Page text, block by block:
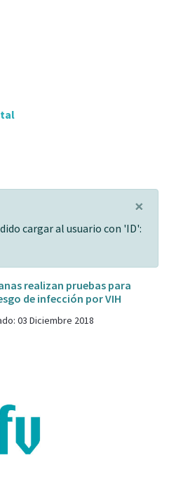
×
cargar al usuario con 'ID':
realizan pruebas para
de infección por VIH
03 Diciembre 2018